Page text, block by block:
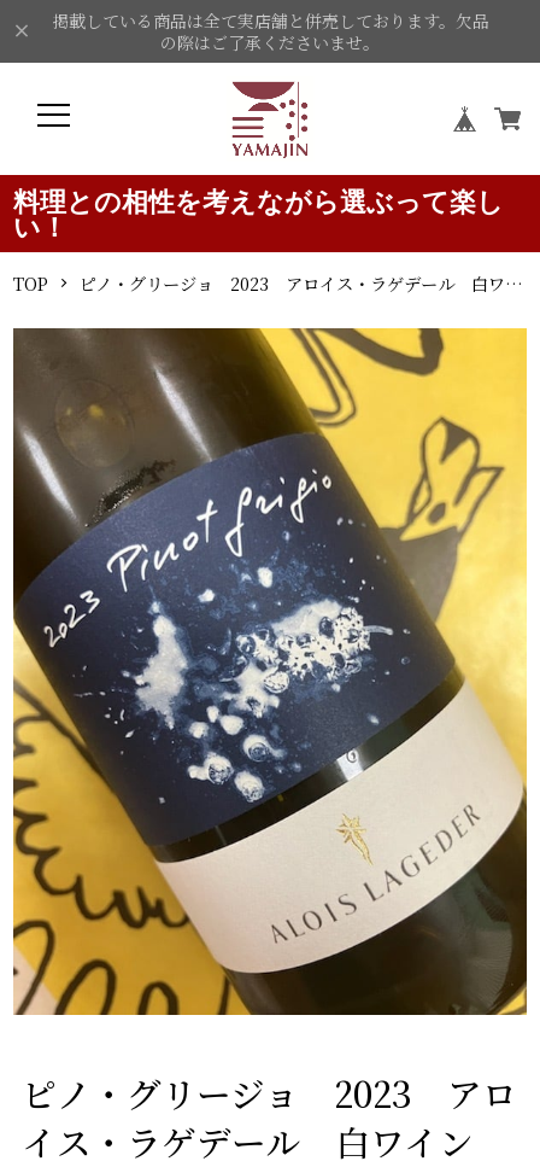
掲載している商品は全て実店舗と併売しております。欠品
の際はご了承くださいませ。
料理との相性を考えながら選ぶって楽し
い！
TOP ピノ・グリージョ 2023 アロイス・ラゲデール 白ワイン
ピノ・グリージョ 2023 アロ
イス・ラゲデール 白ワイン